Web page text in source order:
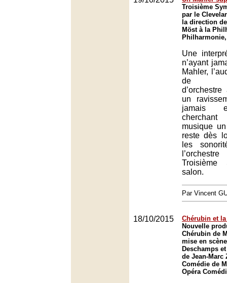
Troisième
par le
la direction
Möst à la
Une
n’ayant
Mahler,
de
un
jamais
musique
reste dès
les
Troisième
salon.
Par Vincent
18/10/2015
Chérubin et
Nouvelle
Chérubin de
mise en
Deschamps
de Jean-Marc
Comédie de
Opéra